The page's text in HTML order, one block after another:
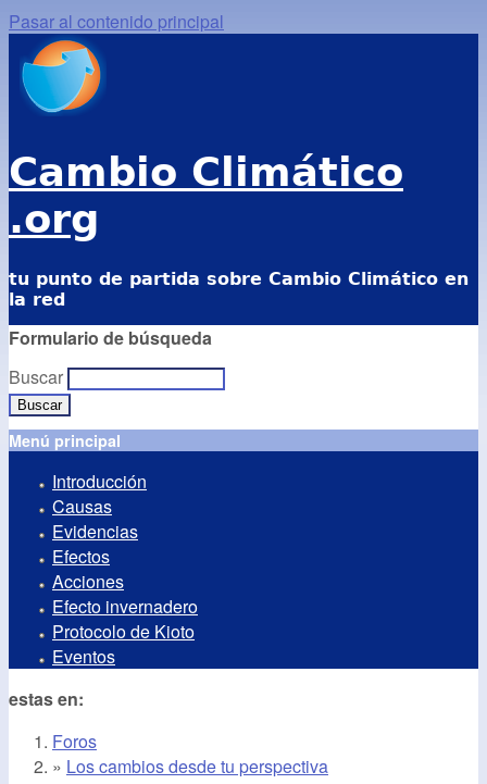
Pasar al contenido principal
Cambio Climático
.org
tu punto de partida sobre Cambio Climático en
la red
Formulario de búsqueda
Buscar
Menú principal
Introducción
Causas
Evidencias
Efectos
Acciones
Efecto invernadero
Protocolo de Kioto
Eventos
estas en:
Foros
» Los cambios desde tu perspectiva